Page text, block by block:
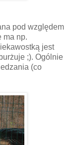
pod względem
ma np.
jest
;). Ogólnie
(co